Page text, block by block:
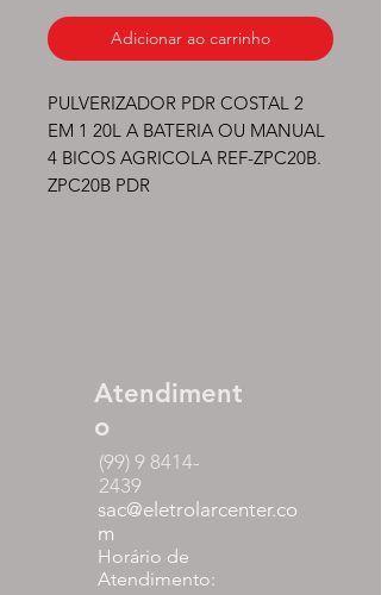
Adicionar ao carrinho
PULVERIZADOR PDR COSTAL 2
EM 1 20L A BATERIA OU MANUAL
4 BICOS AGRICOLA REF-ZPC20B.
ZPC20B PDR
Atendiment
o
(99) 9 8414-
2439
sac@eletrolarcenter.co
m
Horário de
Atendimento: